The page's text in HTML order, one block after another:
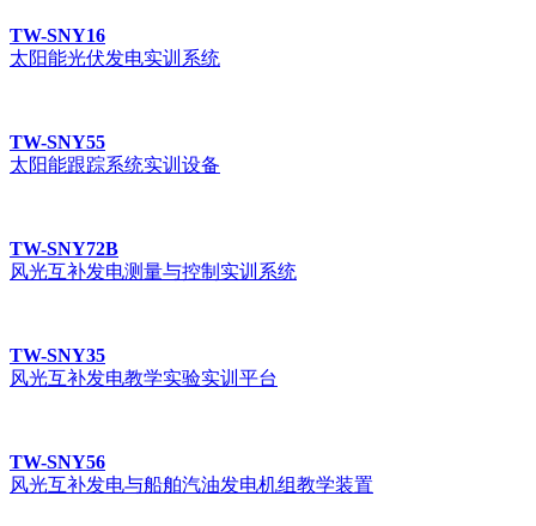
TW-SNY16
太阳能光伏发电实训系统
TW-SNY55
太阳能跟踪系统实训设备
TW-SNY72B
风光互补发电测量与控制实训系统
TW-SNY35
风光互补发电教学实验实训平台
TW-SNY56
风光互补发电与船舶汽油发电机组教学装置